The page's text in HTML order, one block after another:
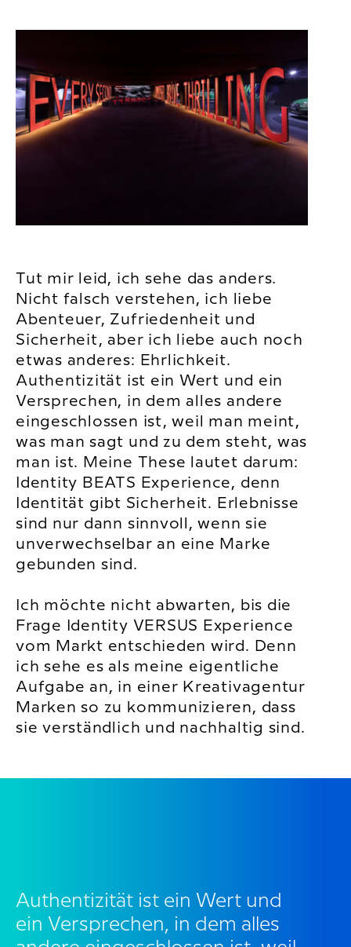
Tut mir leid, ich sehe das anders.
Nicht falsch verstehen, ich liebe
Abenteuer, Zufriedenheit und
Sicherheit, aber ich liebe auch noch
etwas anderes: Ehrlichkeit.
Authentizität ist ein Wert und ein
Versprechen, in dem alles andere
eingeschlossen ist, weil man meint,
was man sagt und zu dem steht, was
man ist. Meine These lautet darum:
Identity BEATS Experience, denn
Identität gibt Sicherheit. Erlebnisse
sind nur dann sinnvoll, wenn sie
unverwechselbar an eine Marke
gebunden sind.
Ich möchte nicht abwarten, bis die
Frage Identity VERSUS Experience
vom Markt entschieden wird. Denn
ich sehe es als meine eigentliche
Aufgabe an, in einer Kreativagentur
Marken so zu kommunizieren, dass
sie verständlich und nachhaltig sind.
Authentizität ist ein Wert und
ein Versprechen, in dem alles